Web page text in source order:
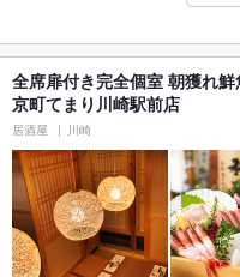
全席扉付き完全個室 朝獲れ
京町てまり川崎駅前店
居酒屋 川崎